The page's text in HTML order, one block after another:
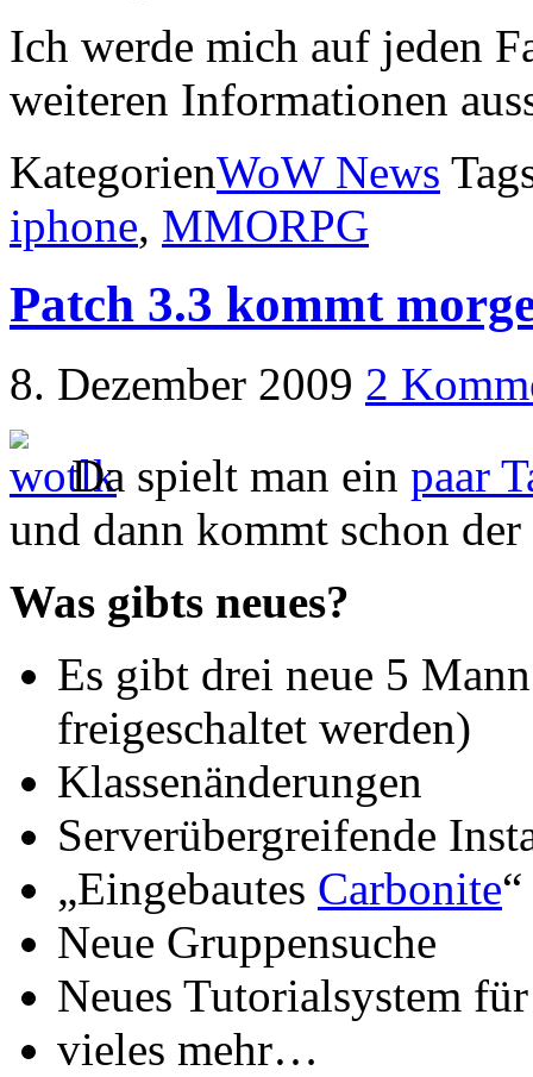
Ich werde mich auf jeden
weiteren Informationen
KategorienWoW News
iphone, MMORPG
Patch 3.3 kommt
8. Dezember 2009 2
Da spielt man ein paar
und dann kommt schon
Was gibts neues?
Es gibt drei neue 5
freigeschaltet werden)
Klassenänderungen
Serverübergreifende
„Eingebautes Carbonite
Neue Gruppensuche
Neues Tutorialsystem
vieles mehr…